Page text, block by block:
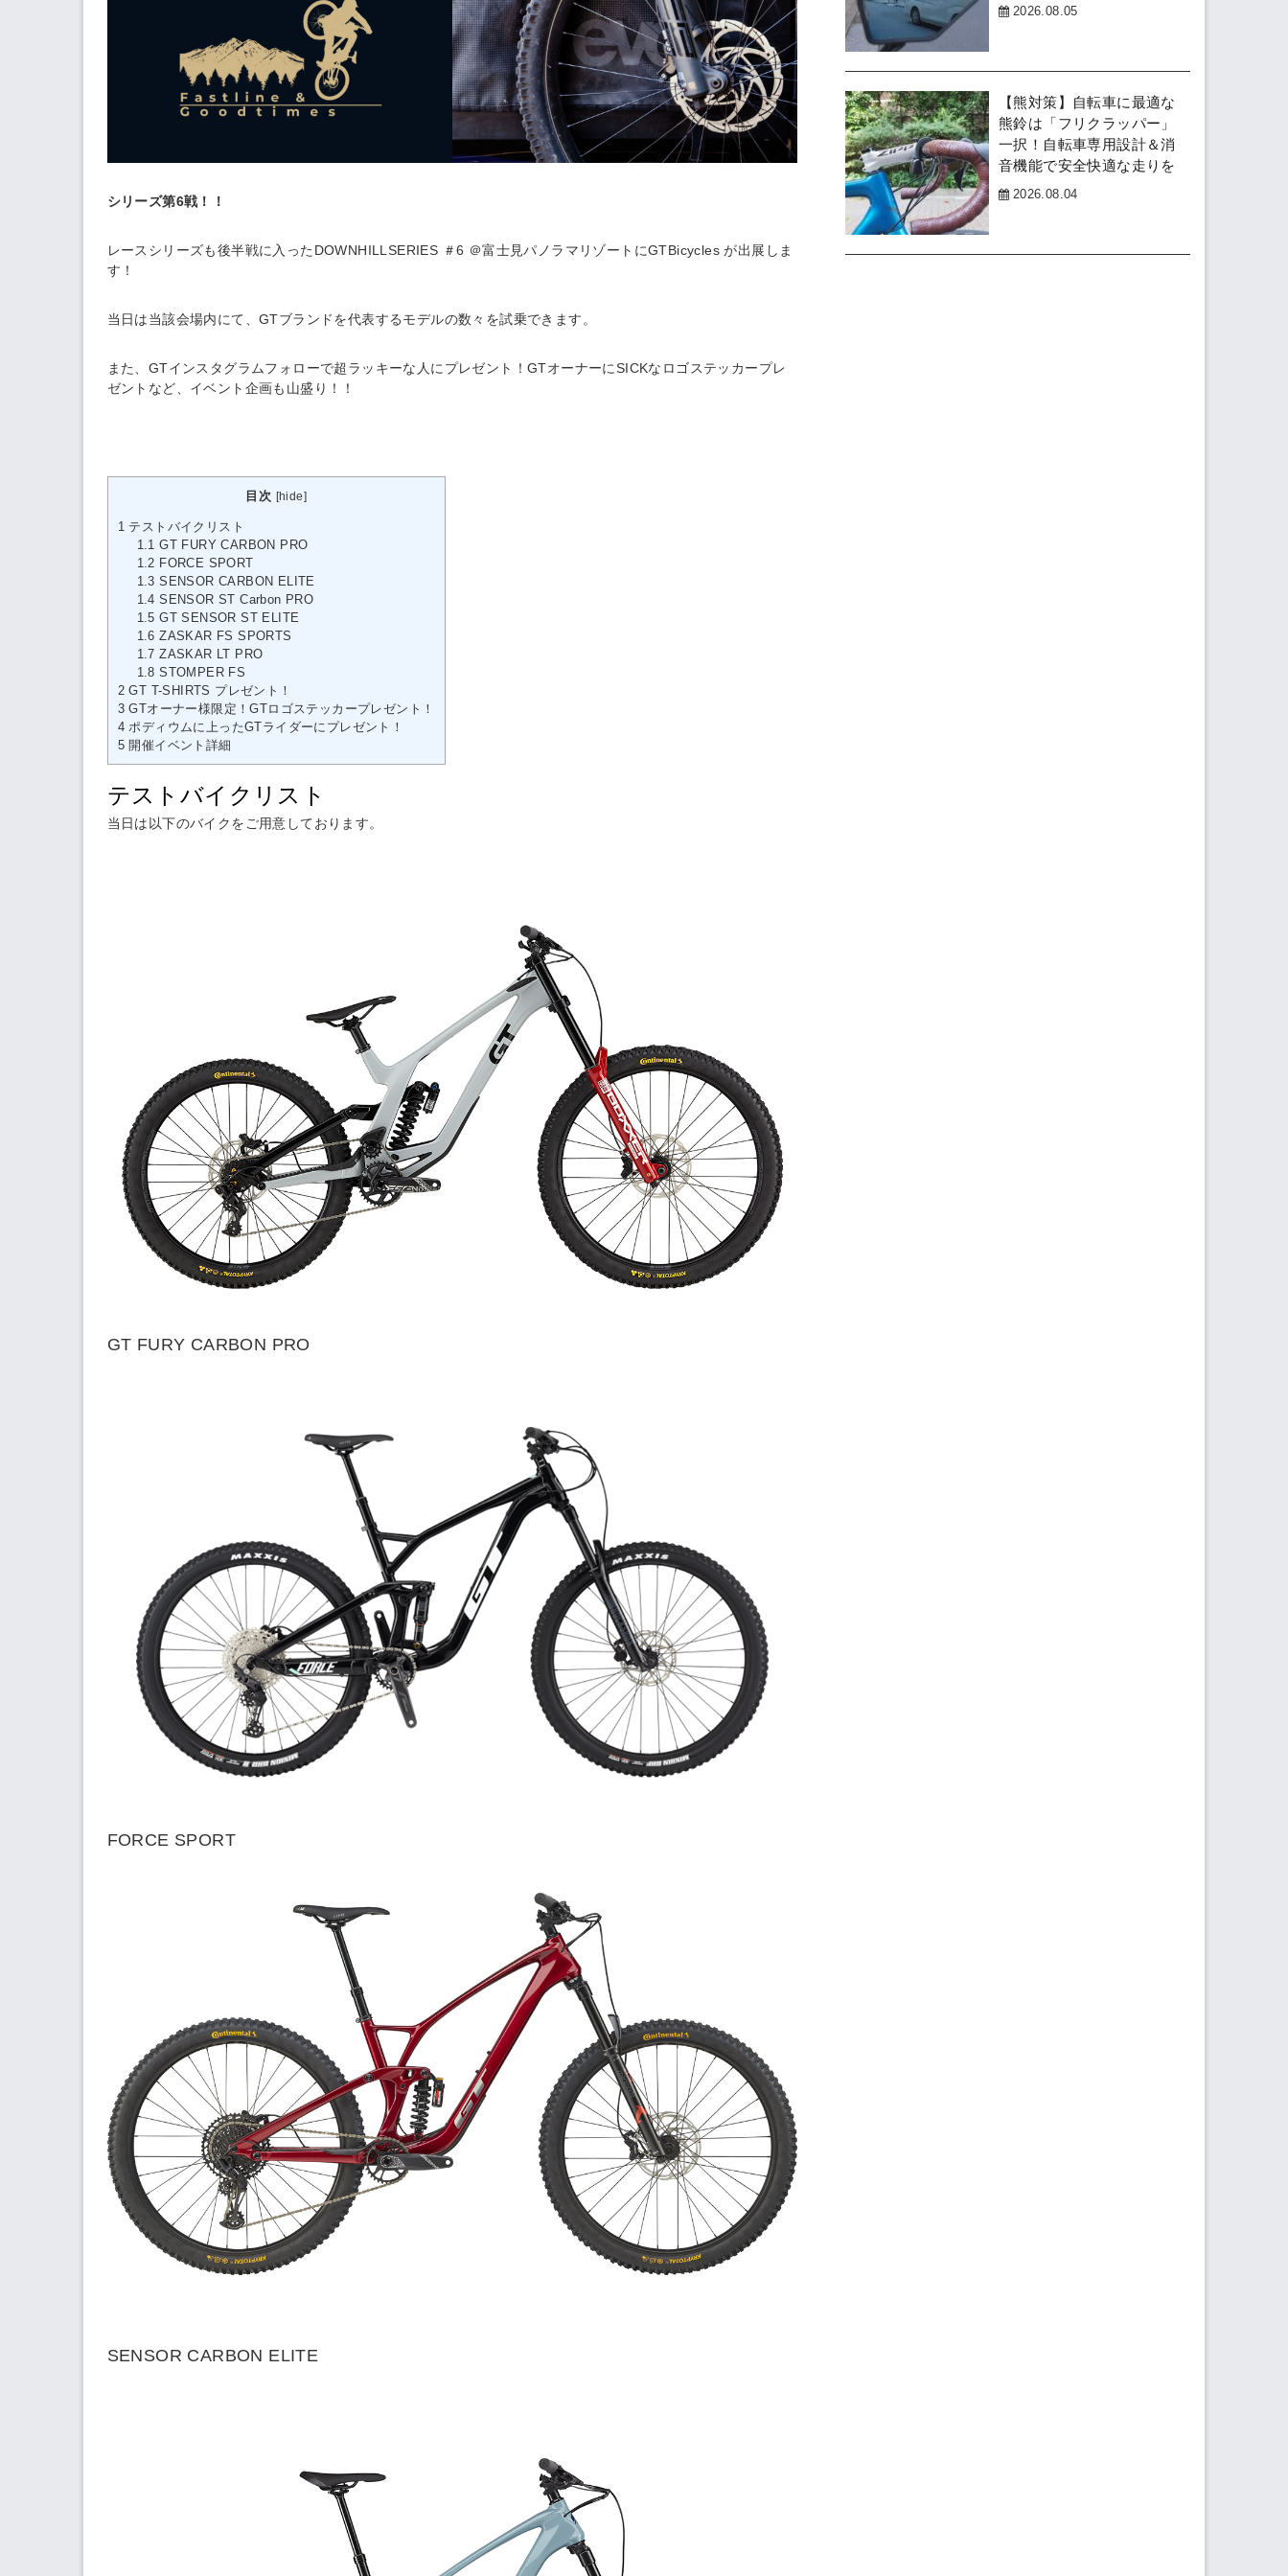
シリーズ第6戦！！
レースシリーズも後半戦に入った DOWNHILLSERIES ＃6 ＠富士見パノラマリゾート にGTBicycles が出展しま
す！
当日は当該会場内にて、GTブランドを代表するモデルの数々を試乗できます。
また、GTインスタグラムフォローで超ラッキーな人にプレゼント！GTオーナーにSICKなロゴステッカープレ
ゼントなど、イベント企画も山盛り！！
目次 [hide]
1 テストバイクリスト
1.1 GT FURY CARBON PRO
1.2 FORCE SPORT
1.3 SENSOR CARBON ELITE
1.4 SENSOR ST Carbon PRO
1.5 GT SENSOR ST ELITE
1.6 ZASKAR FS SPORTS
1.7 ZASKAR LT PRO
1.8 STOMPER FS
2 GT T-SHIRTS プレゼント！
3 GTオーナー様限定！GTロゴステッカープレゼント！
4 ポディウムに上ったGTライダーにプレゼント！
5 開催イベント詳細
テストバイクリスト
当日は以下のバイクをご用意しております。
GT FURY CARBON PRO
FORCE SPORT
SENSOR CARBON ELITE
2026.08.05
【熊対策】自転車に最適な
熊鈴は「フリクラッパー」
一択！自転車専用設計＆消
音機能で安全快適な走りを
2026.08.04